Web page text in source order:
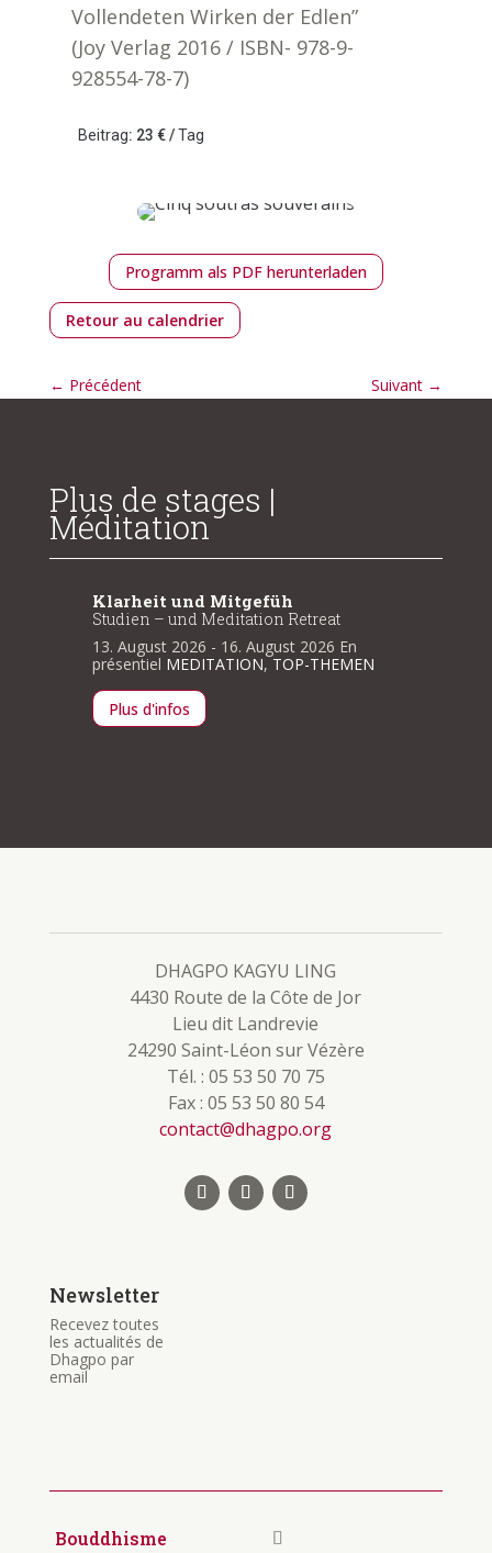
Vollendeten Wirken der Edlen”
(Joy Verlag 2016 / ISBN- 978-9-
928554-78-7)
Beitrag: 23 € /Tag
Programm als PDF herunterladen
Retour au calendrier
← Précédent Suivant →
Plus de stages |
Méditation
Klarheit und Mitgefüh
Studien – und Meditation Retreat
13. August 2026 - 16. August 2026 En
présentiel MEDITATION, TOP-THEMEN
Plus d'infos
DHAGPO KAGYU LING
4430 Route de la Côte de Jor
Lieu dit Landrevie
24290 Saint-Léon sur Vézère
Tél. : 05 53 50 70 75
Fax : 05 53 50 80 54
contact@dhagpo.org
Newsletter
Recevez toutes
les actualités de
Dhagpo par
email
Bouddhisme